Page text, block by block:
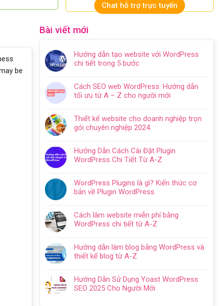
Chat hỗ trợ trực tuyến
be
Bài viết mới
Hướng dẫn tạo website với WordPress
chi tiết trong 5 bước
bình
luận
Hướng
dẫn
tạo
với
WordPress
tiết
trong
5
Cách SEO web WordPress: Hướng dẫn
tối ưu từ A – Z cho người mới
bình
luận
Cách
SEO
Hướng
dẫn
ưu
từ
A
Z
cho
Thiết kế website cho doanh nghiệp trọn
gói chuyên nghiệp 2024
bình
luận
Thiết
kế
doanh
nghiệp
gói
chuyên
nghiệp
Hướng Dẫn Cách Cài Đặt Plugin
WordPress Chi Tiết Từ A-Z
bình
luận
Hướng
Dẫn
Đặt
Plugin
Chi
Tiết
Từ
WordPress Plugins là gì? Kiến thức cơ
bản về Plugin WordPress
bình
luận
WordPress
Plugins
Kiến
thức
Cách làm website miễn phí bằng
WordPress chi tiết từ A-Z
bình
luận
Cách
làm
Hướng dẫn làm blog bằng WordPress và
thiết kế blog từ A-Z
bình
luận
Hướng Dẫn Sử Dụng Yoast WordPress
SEO 2025 Cho Người Mới